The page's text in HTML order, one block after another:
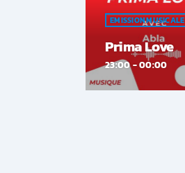
EMISSION MUSICALE
Prima Love
23:00 - 00:00